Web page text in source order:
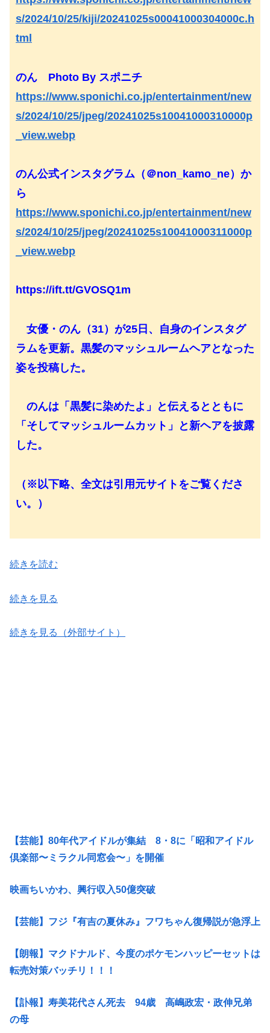
s/2024/10/25/kiji/20241025s00041000304000c.h
tml
のん Photo By スポニチ
https://www.sponichi.co.jp/entertainment/new
s/2024/10/25/jpeg/20241025s10041000310000p
_view.webp
のん公式インスタグラム（＠non_kamo_ne）か
ら
https://www.sponichi.co.jp/entertainment/new
s/2024/10/25/jpeg/20241025s10041000311000p
_view.webp
https://ift.tt/GVOSQ1m
女優・のん（31）が25日、自身のインスタグ
ラムを更新。黒髪のマッシュルームヘアとなった
姿を投稿した。
のんは「黒髪に染めたよ」と伝えるとともに
「そしてマッシュルームカット」と新ヘアを披露
した。
（※以下略、全文は引用元サイトをご覧くださ
い。）
続きを読む
続きを見る
続きを見る（外部サイト）
【芸能】80年代アイドルが集結 8・8に「昭和アイドル
倶楽部〜ミラクル同窓会〜」を開催
映画ちいかわ、興行収入50億突破
【芸能】フジ『有吉の夏休み』フワちゃん復帰説が急浮上
【朗報】マクドナルド、今度のポケモンハッピーセットは
転売対策バッチリ！！！
【訃報】寿美花代さん死去 94歳 高嶋政宏・政伸兄弟
の母